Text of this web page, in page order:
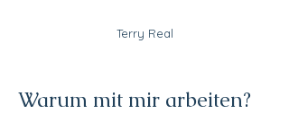
Terry Real
Warum mit mir arbeiten?